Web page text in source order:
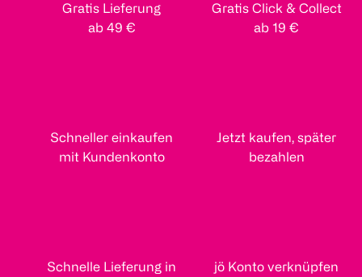
Gratis Lieferung
ab 49 €
Gratis Click & Collect
ab 19 €
Schneller einkaufen
mit Kundenkonto
Jetzt kaufen, später
bezahlen
Schnelle Lieferung in
jö Konto verknüpfen